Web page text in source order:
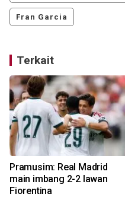
Fran Garcia
Terkait
Pramusim: Real Madrid
main imbang 2-2 lawan
Fiorentina